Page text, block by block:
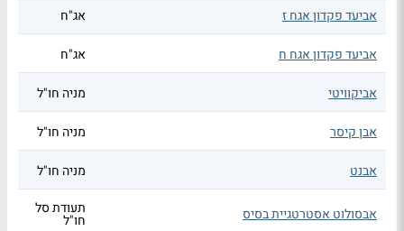
אביעד פקדון אגח ז אג"ח
אביעד פקדון אגח ח אג"ח
אביקוויטי מניה חו"ל
אבן קיסר מניה חו"ל
אבנט מניה חו"ל
אבסולוט אסטרטגיית בסיס תעודת סל
חו"ל